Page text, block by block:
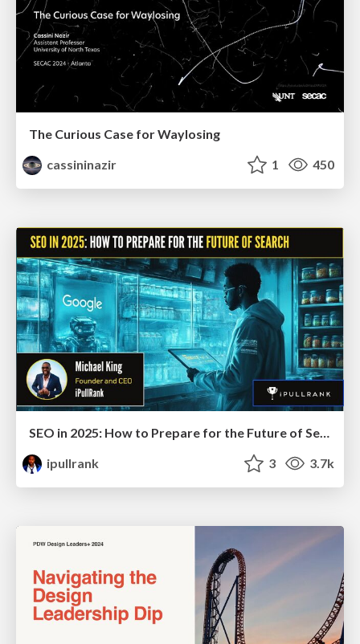
The Curious Case for Waylosing
cassininazir
1 450
SEO in 2025: How to Prepare for the Future of Search
ipullrank
3 3.7k